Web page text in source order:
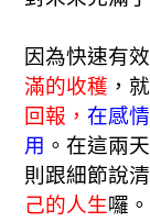
因為快速有
滿的收穫 ，
回報， 在感
用 。在這兩
則跟細節說
己的人生囉。